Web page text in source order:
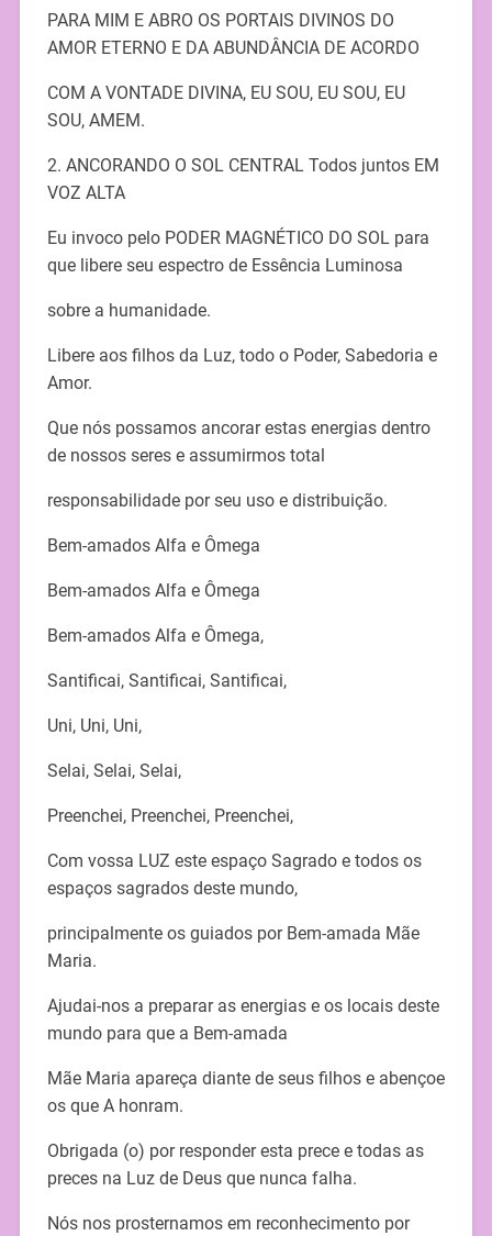
PARA MIM E ABRO OS PORTAIS DIVINOS DO
AMOR ETERNO E DA ABUNDÂNCIA DE ACORDO
COM A VONTADE DIVINA, EU SOU, EU SOU, EU
SOU, AMEM.
2. ANCORANDO O SOL CENTRAL Todos juntos EM
VOZ ALTA
Eu invoco pelo PODER MAGNÉTICO DO SOL para
que libere seu espectro de Essência Luminosa
sobre a humanidade.
Libere aos filhos da Luz, todo o Poder, Sabedoria e
Amor.
Que nós possamos ancorar estas energias dentro
de nossos seres e assumirmos total
responsabilidade por seu uso e distribuição.
Bem-amados Alfa e Ômega
Bem-amados Alfa e Ômega
Bem-amados Alfa e Ômega,
Santificai, Santificai, Santificai,
Uni, Uni, Uni,
Selai, Selai, Selai,
Preenchei, Preenchei, Preenchei,
Com vossa LUZ este espaço Sagrado e todos os
espaços sagrados deste mundo,
principalmente os guiados por Bem-amada Mãe
Maria.
Ajudai-nos a preparar as energias e os locais deste
mundo para que a Bem-amada
Mãe Maria apareça diante de seus filhos e abençoe
os que A honram.
Obrigada (o) por responder esta prece e todas as
preces na Luz de Deus que nunca falha.
Nós nos prosternamos em reconhecimento por